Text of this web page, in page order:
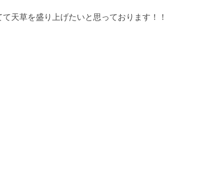
天草を盛り上げたいと思っております！！